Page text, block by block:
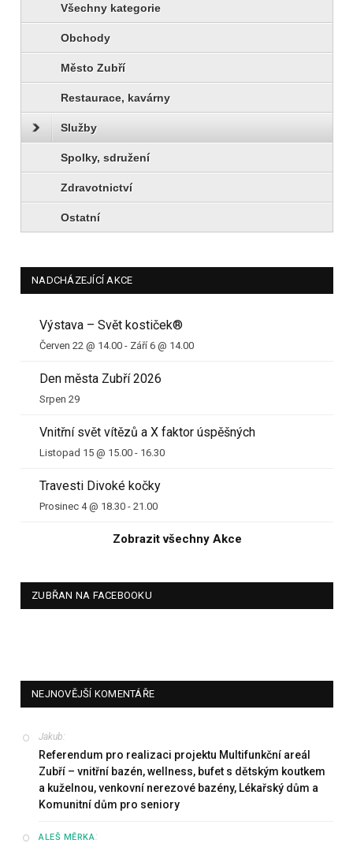
Všechny kategorie
Obchody
Město Zubří
Restaurace, kavárny
Služby
Spolky, sdružení
Zdravotnictví
Ostatní
NADCHÁZEJÍCÍ AKCE
Výstava – Svět kostiček®
Červen 22 @ 14.00 - Září 6 @ 14.00
Den města Zubří 2026
Srpen 29
Vnitřní svět vítězů a X faktor úspěšných
Listopad 15 @ 15.00 - 16.30
Travesti Divoké kočky
Prosinec 4 @ 18.30 - 21.00
Zobrazit všechny Akce
ZUBŘAN NA FACEBOOKU
NEJNOVĚJŠÍ KOMENTÁŘE
Jakub:
Referendum pro realizaci projektu Multifunkční areál
Zubří – vnitřní bazén, wellness, bufet s dětským koutkem
a kuželnou, venkovní nerezové bazény, Lékařský dům a
Komunitní dům pro seniory
ALEŠ MĚRKA: